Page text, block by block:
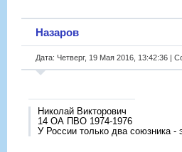
Назаров
Дата: Четверг, 19 Мая 2016, 13:42:36 |
Николай Викторович
14 ОА ПВО 1974-1976
У России только два союзника